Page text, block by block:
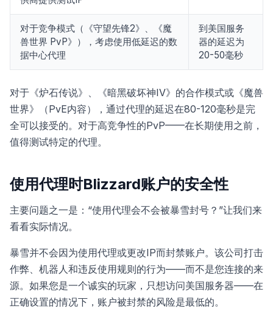
对于竞争模式（《守望先锋2》、《魔
兽世界 PvP》），考虑使用低延迟的数
据中心代理
到美国服务
器的延迟为
20-50毫秒
对于《炉石传说》、《暗黑破坏神IV》的合作模式或《魔兽
世界》（PvE内容），通过代理的延迟在80-120毫秒是完
全可以接受的。对于高竞争性的PvP——在长期使用之前，
值得测试特定的代理。
使用代理时Blizzard账户的安全性
主要问题之一是：“使用代理会不会被暴雪封号？”让我们来
看看实际情况。
暴雪并不会因为使用代理或更改IP而封禁账户。该公司打击
作弊、机器人和违反使用规则的行为——而不是您连接的来
源。如果您是一个诚实的玩家，只想访问美国服务器——在
正确设置的情况下，账户被封禁的风险是最低的。